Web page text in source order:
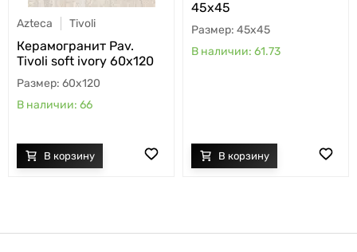
Azteca Tivoli
Керамогранит Pav.
Tivoli soft ivory 60x120
60x120
66
45х45
45x45
61.73